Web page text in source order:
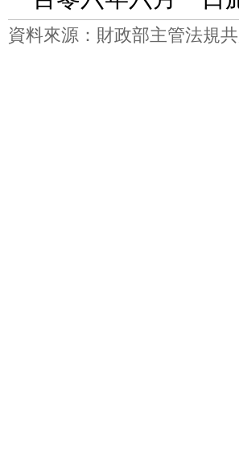
資料來源：財政部主管法規